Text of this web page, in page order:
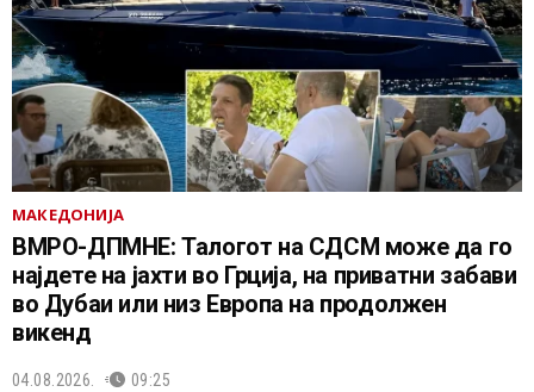
МАКЕДОНИЈА
ВМРО-ДПМНЕ: Талогот на СДСМ може да го
најдете на јахти во Грција, на приватни забави
во Дубаи или низ Европа на продолжен
викенд
04.08.2026. 09:25